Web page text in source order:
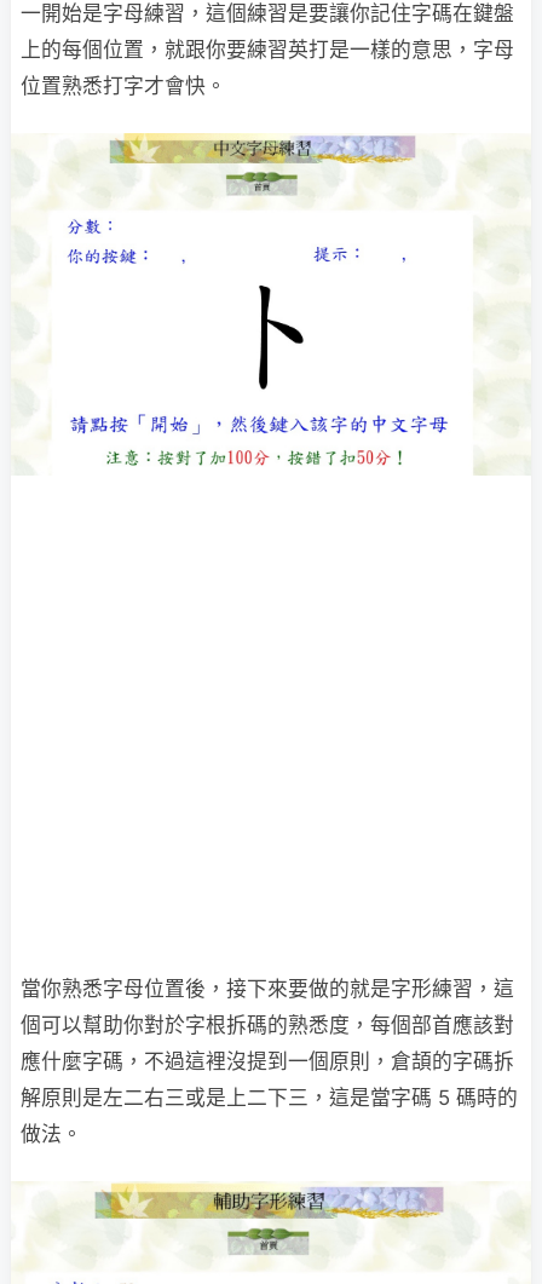
一開始是字母練習，這個練習是要讓你記住字碼在鍵盤
上的每個位置，就跟你要練習英打是一樣的意思，字母
位置熟悉打字才會快。
當你熟悉字母位置後，接下來要做的就是字形練習，這
個可以幫助你對於字根拆碼的熟悉度，每個部首應該對
應什麼字碼，不過這裡沒提到一個原則，倉頡的字碼拆
解原則是左二右三或是上二下三，這是當字碼 5 碼時的
做法。